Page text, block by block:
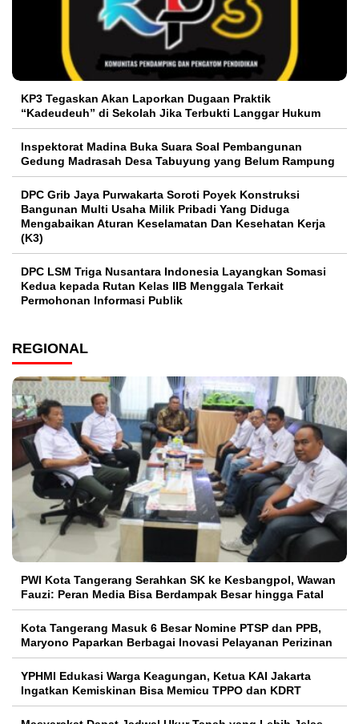
KP3 Tegaskan Akan Laporkan Dugaan Praktik
“Kadeudeuh” di Sekolah Jika Terbukti Langgar Hukum
Inspektorat Madina Buka Suara Soal Pembangunan
Gedung Madrasah Desa Tabuyung yang Belum Rampung
DPC Grib Jaya Purwakarta Soroti Poyek Konstruksi
Bangunan Multi Usaha Milik Pribadi Yang Diduga
Mengabaikan Aturan Keselamatan Dan Kesehatan Kerja
(K3)
DPC LSM Triga Nusantara Indonesia Layangkan Somasi
Kedua kepada Rutan Kelas IIB Menggala Terkait
Permohonan Informasi Publik
REGIONAL
PWI Kota Tangerang Serahkan SK ke Kesbangpol, Wawan
Fauzi: Peran Media Bisa Berdampak Besar hingga Fatal
Kota Tangerang Masuk 6 Besar Nomine PTSP dan PPB,
Maryono Paparkan Berbagai Inovasi Pelayanan Perizinan
YPHMI Edukasi Warga Keagungan, Ketua KAI Jakarta
Ingatkan Kemiskinan Bisa Memicu TPPO dan KDRT